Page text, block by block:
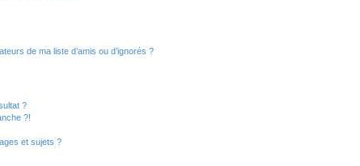
de ma liste d’amis ou d’ignorés ?
?
?!
et sujets ?